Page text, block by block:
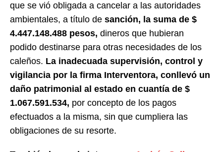
que se vió obligada a cancelar a las autoridades
ambientales, a título de sanción, la suma de $
4.447.148.488 pesos, dineros que hubieran
podido destinarse para otras necesidades de los
caleños. La inadecuada supervisión, control y
vigilancia por la firma Interventora, conllevó un
daño patrimonial al estado en cuantía de $
1.067.591.534, por concepto de los pagos
efectuados a la misma, sin que cumpliera las
obligaciones de su resorte.